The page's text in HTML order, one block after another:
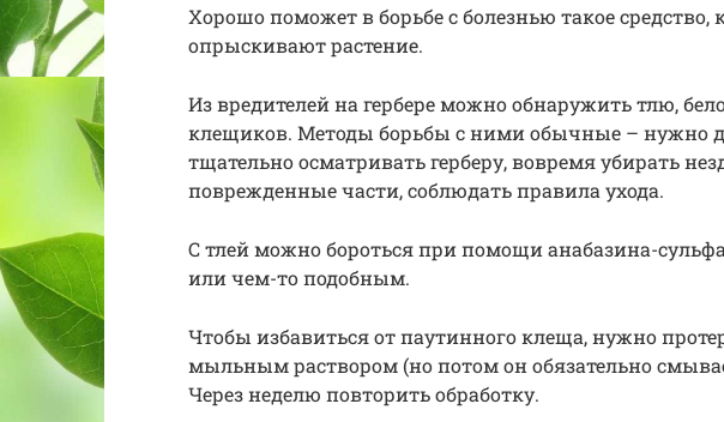
Хорошо поможет в борьбе с болезнью такое
опрыскивают растение.
Из вредителей на гербере можно обнаружить тлю,
клещиков. Методы борьбы с ними обычные – нужно
тщательно осматривать герберу, вовремя убирать
поврежденные части, соблюдать правила ухода.
С тлей можно бороться при помощи анабазина-
или чем-то подобным.
Чтобы избавиться от паутинного клеща, нужно
мыльным раствором (но потом он обязательно
Через неделю повторить обработку.